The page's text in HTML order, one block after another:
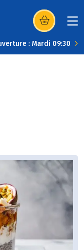
(s’ouvre dans
: Mardi 09:30